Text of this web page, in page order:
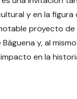
y en la
proyecto
y, al
en la